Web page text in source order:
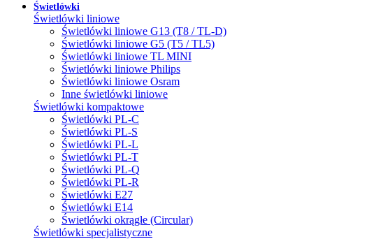
Świetlówki
Świetlówki liniowe
Świetlówki liniowe G13 (T8 / TL-D)
Świetlówki liniowe G5 (T5 / TL5)
Świetlówki liniowe TL MINI
Świetlówki liniowe Philips
Świetlówki liniowe Osram
Inne świetlówki liniowe
Świetlówki kompaktowe
Świetlówki PL-C
Świetlówki PL-S
Świetlówki PL-L
Świetlówki PL-T
Świetlówki PL-Q
Świetlówki PL-R
Świetlówki E27
Świetlówki E14
Świetlówki okrągłe (Circular)
Świetlówki specjalistyczne